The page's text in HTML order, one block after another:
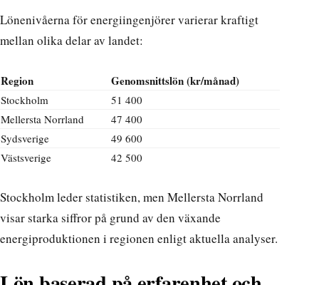
Lönenivåerna för energiingenjörer varierar kraftigt
mellan olika delar av landet:
Region Genomsnittslön (kr/månad)
Stockholm
51 400
Mellersta Norrland
47 400
Sydsverige
49 600
Västsverige
42 500
Stockholm leder statistiken, men Mellersta Norrland
visar starka siffror på grund av den växande
energiproduktionen i regionen enligtaktuella analyser.